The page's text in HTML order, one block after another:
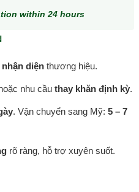
within 24 hours
diện thương hiệu.
nhu cầu thay khăn định kỳ.
. Vận chuyển sang Mỹ: 5 – 7
rõ ràng, hỗ trợ xuyên suốt.